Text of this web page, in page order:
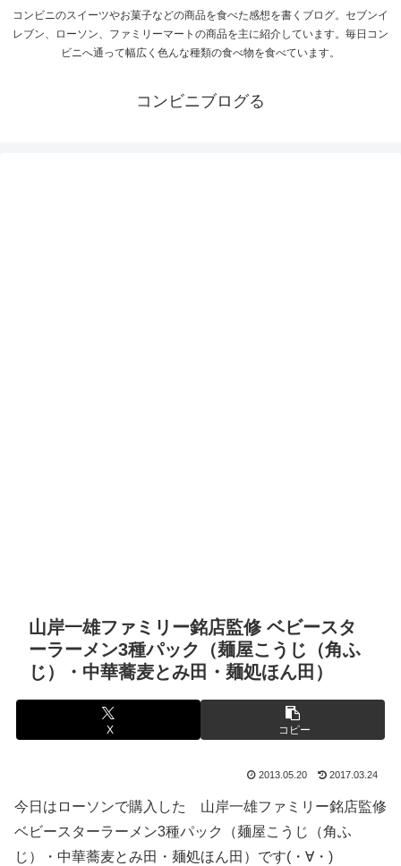
コンビニのスイーツやお菓子などの商品を食べた感想を書くブログ。セブンイ
レブン、ローソン、ファミリーマートの商品を主に紹介しています。毎日コン
ビニへ通って幅広く色んな種類の食べ物を食べています。
コンビニブログる
山岸一雄ファミリー銘店監修 ベビースタ
ーラーメン3種パック（麺屋こうじ（角ふ
じ）・中華蕎麦とみ田・麺処ほん田）
X コピー
2013.05.20 2017.03.24
今日はローソンで購入した 山岸一雄ファミリー銘店監修
ベビースターラーメン3種パック（麺屋こうじ（角ふ
じ）・中華蕎麦とみ田・麺処ほん田）です(・∀・)